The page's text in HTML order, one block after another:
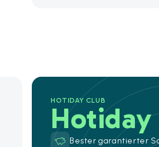
HOTIDAY CLUB
Hotiday
Bester garantierter